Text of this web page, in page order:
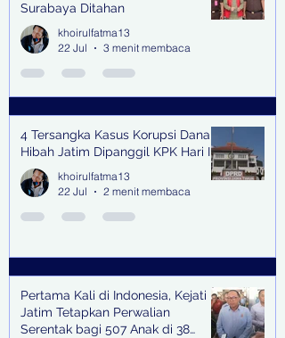
Surabaya Ditahan
khoirulfatma13
22 Jul
3 menit membaca
4 Tersangka Kasus Korupsi Dana
Hibah Jatim Dipanggil KPK Hari Ini
khoirulfatma13
22 Jul
2 menit membaca
Pertama Kali di Indonesia, Kejati
Jatim Tetapkan Perwalian
Serentak bagi 507 Anak di 38